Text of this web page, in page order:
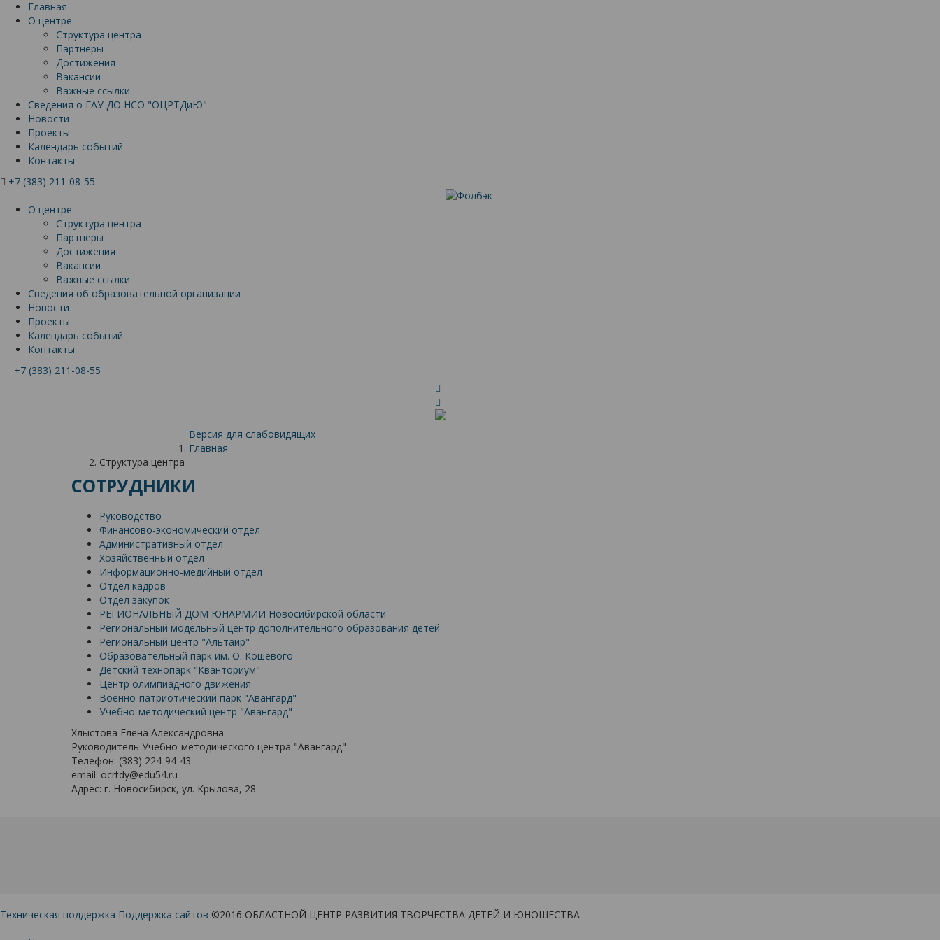
Главная
О центре
Структура центра
Партнеры
Достижения
Вакансии
Важные ссылки
Сведения о ГАУ ДО НСО "ОЦРТДиЮ"
Новости
Проекты
Календарь событий
Контакты
+7 (383) 211-08-55
О центре
Структура центра
Партнеры
Достижения
Вакансии
Важные ссылки
Сведения об образовательной организации
Новости
Проекты
Календарь событий
Контакты
+7 (383) 211-08-55
Версия для слабовидящих
Главная
Структура центра
СОТРУДНИКИ
Руководство
Финансово-экономический отдел
Административный отдел
Хозяйственный отдел
Информационно-медийный отдел
Отдел кадров
Отдел закупок
РЕГИОНАЛЬНЫЙ ДОМ ЮНАРМИИ Новосибирской области
Региональный модельный центр дополнительного образования детей
Региональный центр "Альтаир"
Образовательный парк им. О. Кошевого
Детский технопарк "Кванториум"
Центр олимпиадного движения
Военно-патриотический парк "Авангард"
Учебно-методический центр "Авангард"
Хлыстова Елена Александровна
Руководитель Учебно-методического центра "Авангард"
Телефон: (383) 224-94-43
email: ocrtdy@edu54.ru
Адрес: г. Новосибирск, ул. Крылова, 28
Техническая поддержка Поддержка сайтов ©2016 ОБЛАСТНОЙ ЦЕНТР РАЗВИТИЯ ТВОРЧЕСТВА ДЕТЕЙ И ЮНОШЕСТВА